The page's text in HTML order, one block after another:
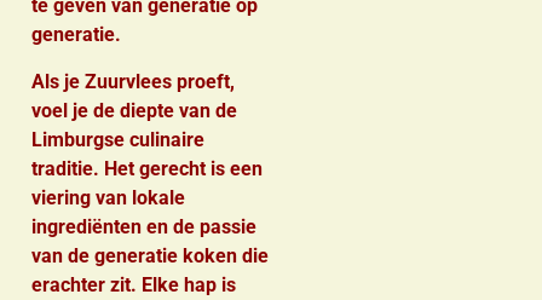
te geven van generatie op
generatie.
Als je Zuurvlees proeft,
voel je de diepte van de
Limburgse culinaire
traditie. Het gerecht is een
viering van lokale
ingrediënten en de passie
van de generatie koken die
erachter zit. Elke hap is